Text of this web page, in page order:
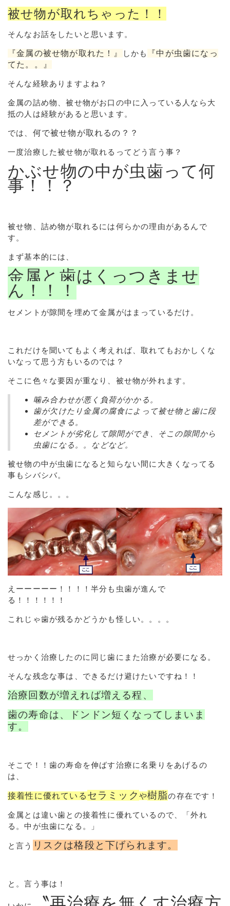
被せ物が取れちゃった！！
そんなお話をしたいと思います。
『金属の被せ物が取れた！』 しかも
『中が虫歯になっ
てた。。』
そんな経験ありますよね？
金属の詰め物、被せ物がお口の中に入っている人なら大
抵の人は経験があると思います。
では、 何で被せ物が取れるの？？
一度治療した被せ物が取れるってどう言う事？
かぶせ物の中が虫歯って何
事！！？
被せ物、詰め物が取れるには何らかの理由があるんで
す。
まず基本的には、
金属と歯はくっつきませ
ん！！！
セメントが隙間を埋めて金属がはまっているだけ 。
これだけを聞いてもよく考えれば、取れてもおかしくな
いなって思う方もいるのでは？
そこに色々な要因が重なり、被せ物が外れます。
噛み合わせが悪く負荷がかかる。
歯が欠けたり金属の腐食によって被せ物と歯に段
差ができる。
セメントが劣化して隙間ができ、
そこの隙間から
虫歯になる。。などなど。
被せ物の中が虫歯になると知らない間に大きくなってる
事もシバシバ。
こんな感じ。。。
えーーーーー！！！！ 半分も虫歯が進んで
る！！！！！！
これじゃ歯が残るかどうかも怪しい。。。。
せっかく治療したのに同じ歯にまた治療が必要になる。
そんな残念な事は、できるだけ避けたいですね！！
治療回数が増えれば増える程、
歯の寿命は、ドンドン短くなってしまいま
す。
そこで！！歯の寿命を伸ばす治療に名乗りをあげるの
は、
接着性に優れている セラミック や樹脂の存在です！
金属とは違い歯との接着性に優れているので、「外れ
る。中が虫歯になる。」
と言う リスクは格段と下げられます。
と。言う事は！